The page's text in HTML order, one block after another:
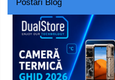
Postari Blog